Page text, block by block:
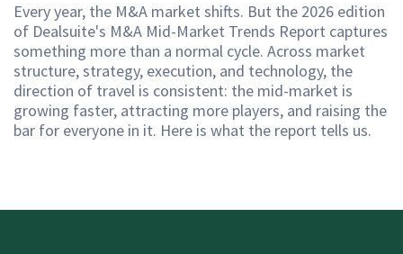
Every year, the M&A market shifts. But the 2026 edition
of Dealsuite's M&A Mid-Market Trends Report captures
something more than a normal cycle. Across market
structure, strategy, execution, and technology, the
direction of travel is consistent: the mid-market is
growing faster, attracting more players, and raising the
bar for everyone in it. Here is what the report tells us.